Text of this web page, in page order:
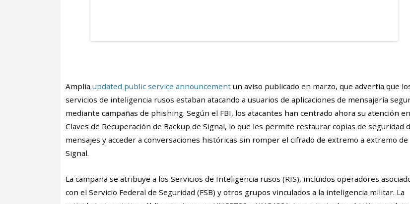
Amplía updated public service announcement un aviso publicado en marzo, que advertía que
servicios de inteligencia rusos estaban atacando a usuarios de aplicaciones de mensajería
mediante campañas de phishing. Según el FBI, los atacantes han centrado ahora su atención
Claves de Recuperación de Backup de Signal, lo que les permite restaurar copias de seguridad
mensajes y acceder a conversaciones históricas sin romper el cifrado de extremo a extremo de
Signal.
La campaña se atribuye a los Servicios de Inteligencia rusos (RIS), incluidos operadores
con el Servicio Federal de Seguridad (FSB) y otros grupos vinculados a la inteligencia militar. La